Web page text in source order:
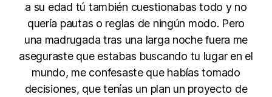
a su edad tú también cuestionabas todo y no
quería pautas o reglas de ningún modo. Pero
una madrugada tras una larga noche fuera me
aseguraste que estabas buscando tu lugar en el
mundo, me confesaste que habías tomado
decisiones, que tenías un plan un proyecto de